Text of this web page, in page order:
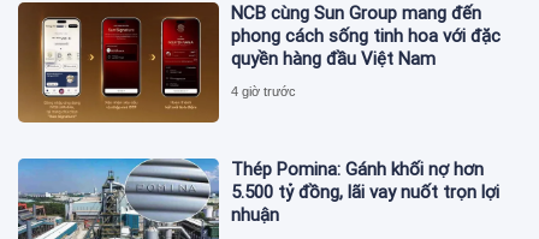
NCB cùng Sun Group mang đến
phong cách sống tinh hoa với đặc
quyền hàng đầu Việt Nam
4 giờ trước
Thép Pomina: Gánh khối nợ hơn
5.500 tỷ đồng, lãi vay nuốt trọn lợi
nhuận